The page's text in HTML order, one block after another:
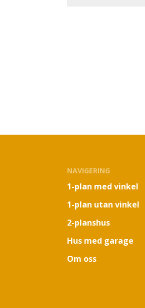
NAVIGERING
1-plan med vinkel
1-plan utan vinkel
2-planshus
Hus med garage
Om oss